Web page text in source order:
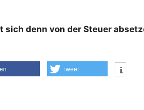
sich denn von der Steuer
tweet